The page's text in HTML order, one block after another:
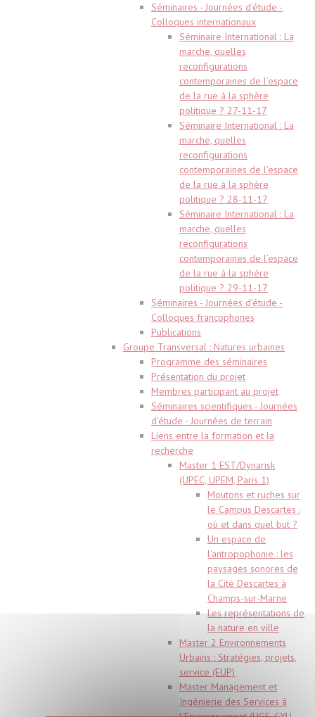
Séminaires - Journées d'étude -
Colloques internationaux
Séminaire International : La
marche, quelles
reconfigurations
contemporaines de l’espace
de la rue à la sphère
politique ? 27-11-17
Séminaire International : La
marche, quelles
reconfigurations
contemporaines de l’espace
de la rue à la sphère
politique ? 28-11-17
Séminaire International : La
marche, quelles
reconfigurations
contemporaines de l’espace
de la rue à la sphère
politique ? 29-11-17
Séminaires - Journées d'étude -
Colloques francophones
Publications
Groupe Transversal : Natures urbaines
Programme des séminaires
Présentation du projet
Membres participant au projet
Séminaires scientifiques - Journées
d'étude - Journées de terrain
Liens entre la formation et la
recherche
Master 1 EST/Dynarisk
(UPEC, UPEM, Paris 1)
Moutons et ruches sur
le Campus Descartes :
où et dans quel but ?
Un espace de
l'antropophonie : les
paysages sonores de
la Cité Descartes à
Champs-sur-Marne
Les représentations de
la nature en ville
Master 2 Environnements
Urbains : Stratégies, projets,
service (EUP)
Master Management et
Ingénierie des Services à